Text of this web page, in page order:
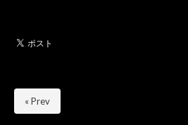
« Prev